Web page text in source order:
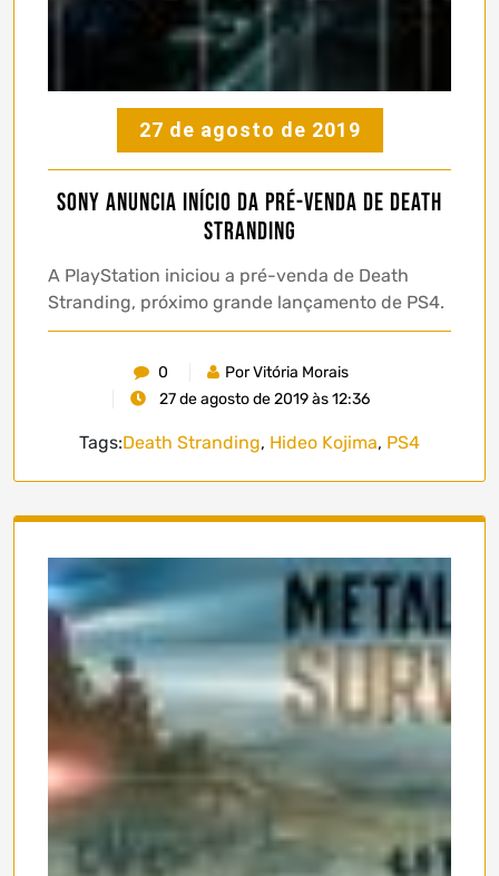
27 de agosto de 2019
Sony anuncia início da pré-venda de Death
Stranding
A PlayStation iniciou a pré-venda de Death
Stranding, próximo grande lançamento de PS4.
0
Por Vitória Morais
27 de agosto de 2019 às 12:36
Tags:Death Stranding, Hideo Kojima, PS4